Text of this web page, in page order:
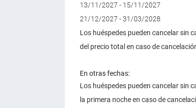
13/11/2027 - 15/11/2027
21/12/2027 - 31/03/2028
Los huéspedes pueden cancelar sin
del precio total en caso de
En otras fechas:
Los huéspedes pueden cancelar sin
la primera noche en caso de